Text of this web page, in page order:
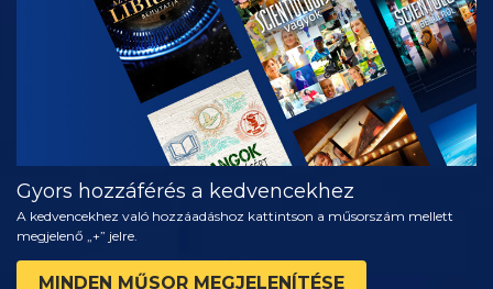
Gyors hozzáférés a kedvencekhez
A kedvencekhez való hozzáadáshoz kattintson a műsorszám mellett
megjelenő „+” jelre.
MINDEN MŰSOR MEGJELENÍTÉSE